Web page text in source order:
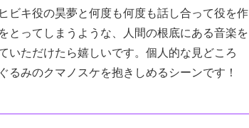
ビキ役の昊夢と何度も何度も話し合って役を作
とってしまうような、人間の根底にある音楽を
いただけたら嬉しいです。個人的な見どころ
みのクマノスケを抱きしめるシーンです！